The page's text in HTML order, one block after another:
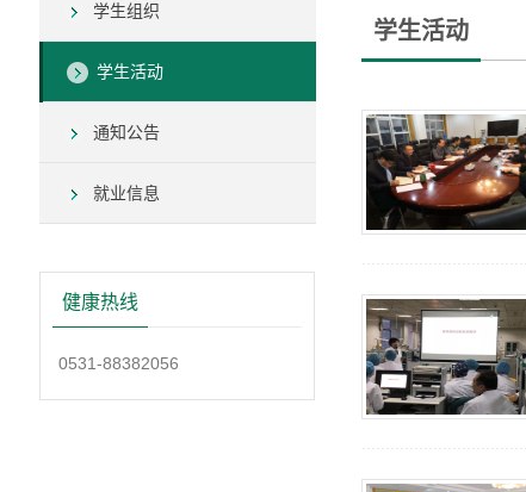
学生组织
学生活动
通知公告
就业信息
健康热线
0531-88382056
学生活动